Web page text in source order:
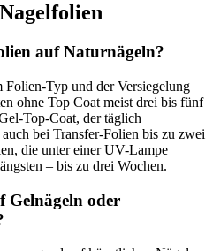
auf Naturnägeln?
Typ und der Versiegelung
ohne Top Coat meist drei bis fünf
Top-Coat, der täglich
bei Transfer-Folien bis zu zwei
die unter einer UV-Lampe
– bis zu drei Wochen.
Gelnägeln oder